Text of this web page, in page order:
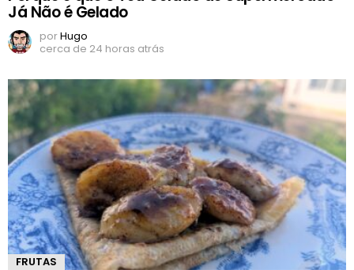
Já Não é Gelado
porHugo
cerca de 24 horas atrás
FRUTAS